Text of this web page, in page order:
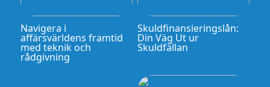
Navigera i
affärsvärldens framtid
med teknik och
rådgivning
Skuldfinansieringslån:
Din Väg Ut ur
Skuldfällan